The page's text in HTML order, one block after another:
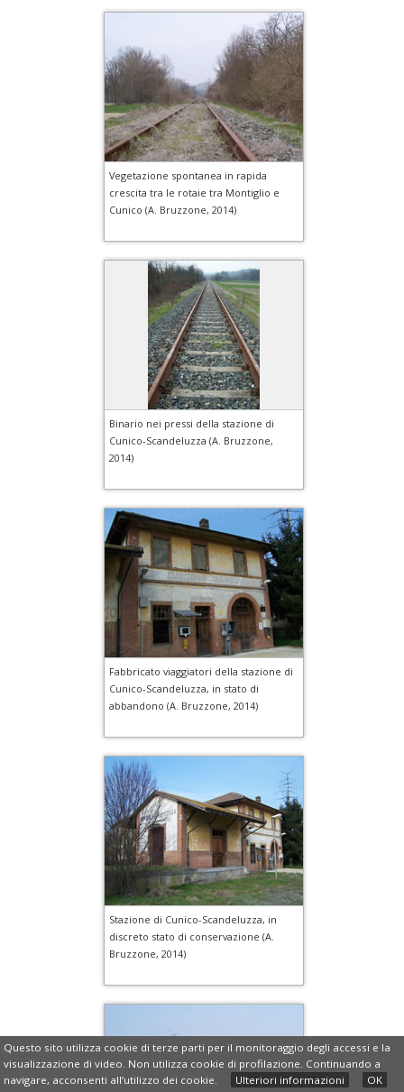
Vegetazione spontanea in rapida
crescita tra le rotaie tra Montiglio e
Cunico (A. Bruzzone, 2014)
Binario nei pressi della stazione di
Cunico-Scandeluzza (A. Bruzzone,
2014)
Fabbricato viaggiatori della stazione di
Cunico-Scandeluzza, in stato di
abbandono (A. Bruzzone, 2014)
Stazione di Cunico-Scandeluzza, in
discreto stato di conservazione (A.
Bruzzone, 2014)
Questo sito utilizza cookie di terze parti per il monitoraggio degli accessi e la
visualizzazione di video. Non utilizza cookie di profilazione. Continuando a
navigare, acconsenti all’utilizzo dei cookie.
Ulteriori informazioni OK